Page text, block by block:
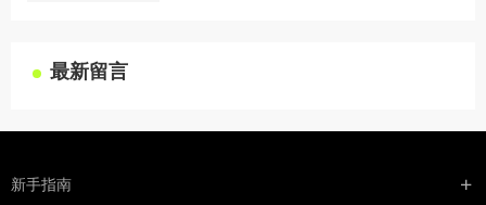
最新留言
新手指南